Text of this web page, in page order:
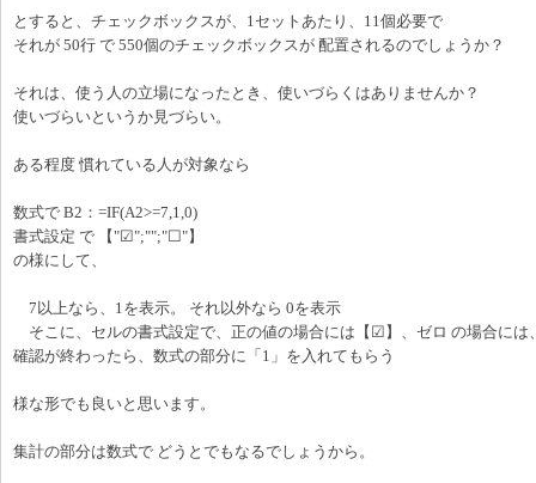
とすると、チェックボックスが、1セットあたり、11個必要で
それが 50行 で 550個のチェックボックスが 配置されるのでしょうか？
それは、使う人の立場になったとき、使いづらくはありませんか？
使いづらいというか見づらい。
ある程度 慣れている人が対象なら
数式で B2：=IF(A2>=7,1,0)
書式設定 で 【"☑";"";"☐"】
の様にして、
7以上なら、1を表示。 それ以外なら 0を表示
そこに、セルの書式設定で、正の値の場合には【☑】、ゼロ の場合に
確認が終わったら、数式の部分に「1」を入れてもらう
様な形でも良いと思います。
集計の部分は数式で どうとでもなるでしょうから。